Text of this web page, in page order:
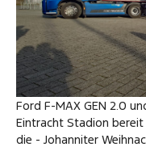
Ford F-MAX GEN 2.0
Eintracht Stadion
die - Johanniter